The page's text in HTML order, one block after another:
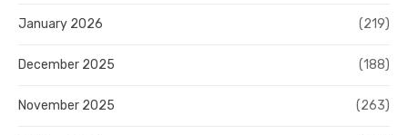
January 2026 (219)
December 2025 (188)
November 2025 (263)